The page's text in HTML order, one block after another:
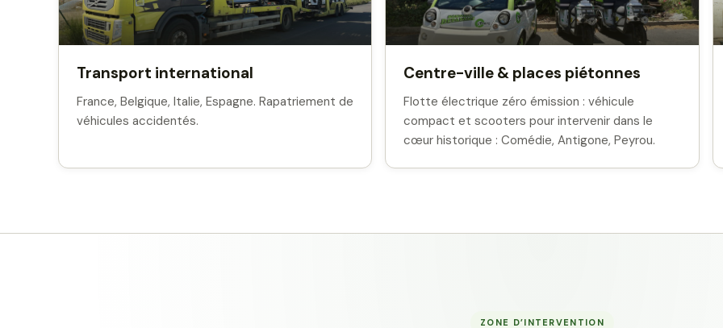
Transport international
France, Belgique, Italie, Espagne. Rapatriement de
véhicules accidentés.
Centre-ville & places piétonnes
Flotte électrique zéro émission : véhicule
compact et scooters pour intervenir dans le
cœur historique : Comédie, Antigone, Peyrou.
ZONE D’INTERVENTION